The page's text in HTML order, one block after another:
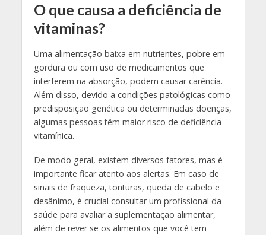
O que causa a deficiência de
vitaminas?
Uma alimentação baixa em nutrientes, pobre em
gordura ou com uso de medicamentos que
interferem na absorção, podem causar carência.
Além disso, devido a condições patológicas como
predisposição genética ou determinadas doenças,
algumas pessoas têm maior risco de deficiência
vitamínica.
De modo geral, existem diversos fatores, mas é
importante ficar atento aos alertas. Em caso de
sinais de fraqueza, tonturas, queda de cabelo e
desânimo, é crucial consultar um profissional da
saúde para avaliar a suplementação alimentar,
além de rever se os alimentos que você tem